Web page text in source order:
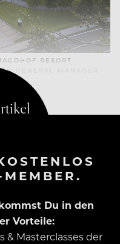
RESORT
GENERAL MANAGER
Du in den
Vorteile:
& Masterclasses der